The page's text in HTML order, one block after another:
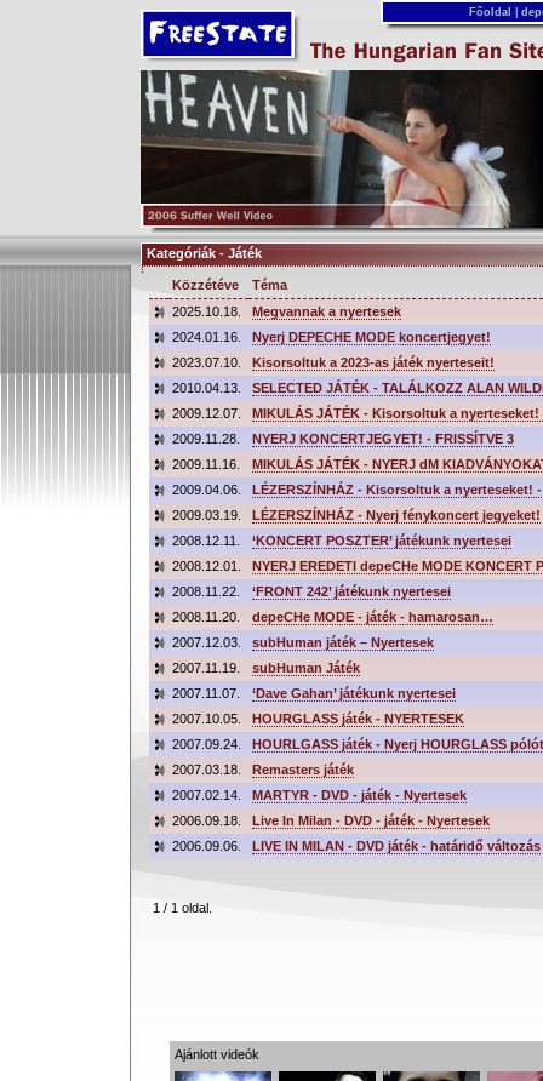
Főoldal
Kategóriák - Játék
Közzétéve
Téma
2025.10.18.
Megvannak a nyertesek
2024.01.16.
Nyerj DEPECHE MODE koncertjegyet!
2023.07.10.
Kisorsoltuk a 2023-as játék nyerteseit!
2010.04.13.
SELECTED JÁTÉK - TALÁLKOZZ ALAN
2009.12.07.
MIKULÁS JÁTÉK - Kisorsoltuk a
2009.11.28.
NYERJ KONCERTJEGYET! - FRISSÍTVE 3
2009.11.16.
MIKULÁS JÁTÉK - NYERJ dM
2009.04.06.
LÉZERSZÍNHÁZ - Kisorsoltuk a nyerteseket!
2009.03.19.
LÉZERSZÍNHÁZ - Nyerj fénykoncert jegyeket!
2008.12.11.
‘KONCERT POSZTER’ játékunk nyertesei
2008.12.01.
NYERJ EREDETI depeCHe MODE KONCERT
2008.11.22.
‘FRONT 242’ játékunk nyertesei
2008.11.20.
depeCHe MODE - játék - hamarosan…
2007.12.03.
subHuman játék – Nyertesek
2007.11.19.
subHuman Játék
2007.11.07.
‘Dave Gahan’ játékunk nyertesei
2007.10.05.
HOURGLASS játék - NYERTESEK
2007.09.24.
HOURLGASS játék - Nyerj HOURGLASS
2007.03.18.
Remasters játék
2007.02.14.
MARTYR - DVD - játék - Nyertesek
2006.09.18.
Live In Milan - DVD - játék - Nyertesek
2006.09.06.
LIVE IN MILAN - DVD játék - határidő változás
1 / 1 oldal.
Ajánlott videók